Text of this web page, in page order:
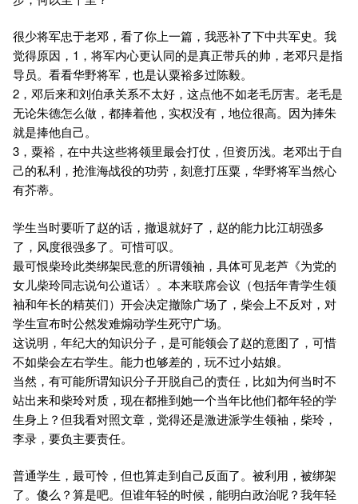
很少将军忠于老邓，看了你上一篇，我恶补了下中共军史。我
觉得原因，1，将军内心更认同的是真正带兵的帅，老邓只是指
导员。看看华野将军，也是认粟裕多过陈毅。
2，邓后来和刘伯承关系不太好，这点他不如老毛厉害。老毛是
无论朱德怎么做，都捧着他，实权没有，地位很高。因为捧朱
就是捧他自己。
3，粟裕，在中共这些将领里最会打仗，但资历浅。老邓出于自
己的私利，抢淮海战役的功劳，刻意打压粟，华野将军当然心
有芥蒂。
学生当时要听了赵的话，撤退就好了，赵的能力比江胡强多
了，风度很强多了。可惜可叹。
最可恨柴玲此类绑架民意的所谓领袖，具体可见老芦《为党的
女儿柴玲同志说句公道话〉。本来联席会议（包括年青学生领
袖和年长的精英们）开会决定撤除广场了，柴会上不反对，对
学生宣布时公然发难煽动学生死守广场。
这说明，年纪大的知识分子，是可能领会了赵的意图了，可惜
不如柴会左右学生。能力也够差的，玩不过小姑娘。
当然，有可能所谓知识分子开脱自己的责任，比如为何当时不
站出来和柴玲对质，现在都推到她一个当年比他们都年轻的学
生身上？但我看对照文章，觉得还是激进派学生领袖，柴玲，
李录，要负主要责任。
普通学生，最可怜，但也算走到自己反面了。被利用，被绑架
了。傻么？算是吧。但谁年轻的时候，能明白政治呢？我年轻